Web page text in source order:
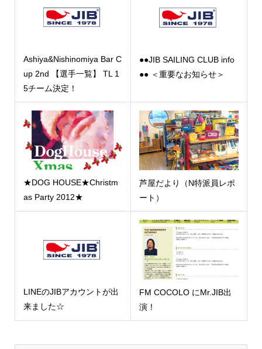
Ashiya&Nishinomiya Bar C
up 2nd 【選手一覧】 TL 1
5チーム決定！
●●JIB SAILING CLUB info
●● ＜重要なお知らせ＞
★DOG HOUSE★Christm
as Party 2012★
芦屋だより（N特派員レポ
ート）
LINEのJIBアカウントが出
来ました☆
FM COCOLO にMr.JIB出
演！